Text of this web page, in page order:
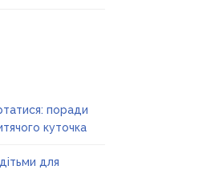
поради
куточка
для